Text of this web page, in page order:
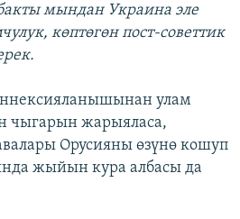
мындан Украина эле
көптөгөн пост-советтик
улам
жарыяласа,
Орусияны өзүнө кошуп
жыйын кура албасы да